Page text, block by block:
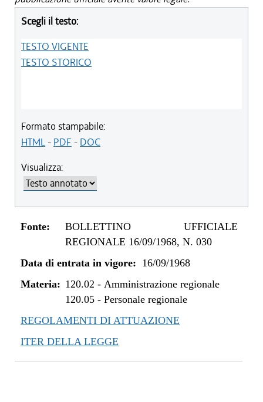
Scegli il testo:
TESTO VIGENTE
TESTO STORICO
Formato stampabile:
HTML- PDF - DOC
Visualizza:
Fonte:
BOLLETTINO UFFICIALE
REGIONALE 16/09/1968, N. 030
Data di entrata in vigore: 16/09/1968
Materia: 120.02 - Amministrazione regionale
120.05- Personale regionale
REGOLAMENTI DI ATTUAZIONE
ITER DELLA LEGGE